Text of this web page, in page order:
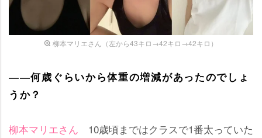
柳本マリエさん（左から43キロ→42キロ→42キロ）
――何歳ぐらいから体重の増減があったのでしょ
うか？
柳本マリエさん 10歳頃まではクラスで1番太っていた